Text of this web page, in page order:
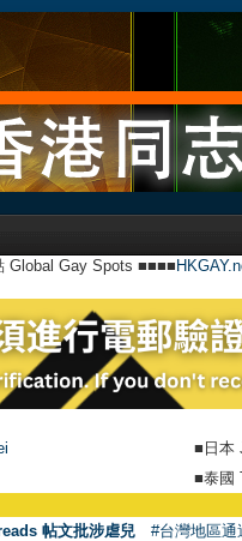
Global Gay Spots ■■■■
■日本
■泰國
帖文批涉虐兒 #台灣地區通